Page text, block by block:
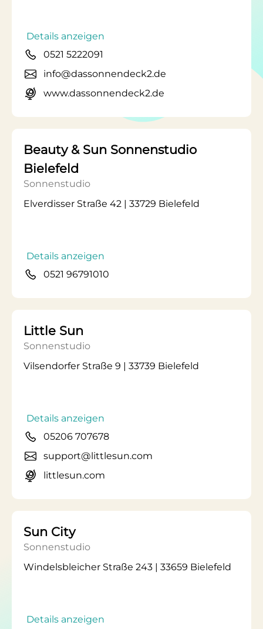
Details anzeigen
0521 5222091
info@dassonnendeck2.de
www.dassonnendeck2.de
Beauty & Sun Sonnenstudio
Bielefeld
Sonnenstudio
Elverdisser Straße 42 | 33729 Bielefeld
Details anzeigen
0521 96791010
Little Sun
Sonnenstudio
Vilsendorfer Straße 9 | 33739 Bielefeld
Details anzeigen
05206 707678
support@littlesun.com
littlesun.com
Sun City
Sonnenstudio
Windelsbleicher Straße 243 | 33659 Bielefeld
Details anzeigen